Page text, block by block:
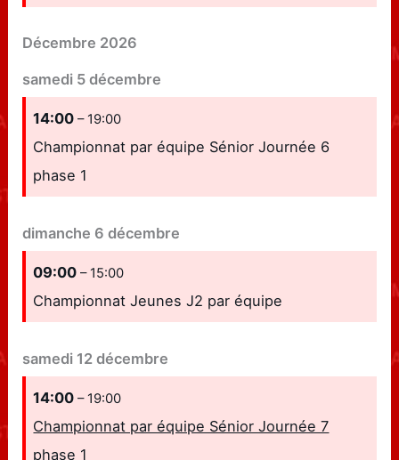
Décembre 2026
samedi 5 décembre
14:00– 19:00
Championnat par équipe Sénior Journée 6
phase 1
dimanche 6 décembre
09:00– 15:00
Championnat Jeunes J2 par équipe
samedi 12 décembre
14:00– 19:00
Championnat par équipe Sénior Journée 7
phase 1